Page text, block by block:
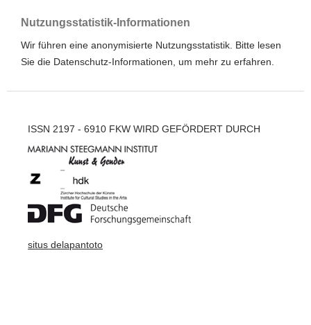
Nutzungsstatistik-Informationen
Wir führen eine anonymisierte Nutzungsstatistik. Bitte lesen
Sie die Datenschutz-Informationen , um mehr zu erfahren.
ISSN 2197 - 6910 FKW WIRD GEFÖRDERT DURCH
situs delapantoto